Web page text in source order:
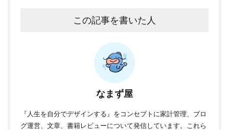
この記事を書いた人
なまず屋
『人生を自分でデザインする』をコンセプトに家計管理、ブロ
グ運営、文章、書籍レビューについて発信しています。これら